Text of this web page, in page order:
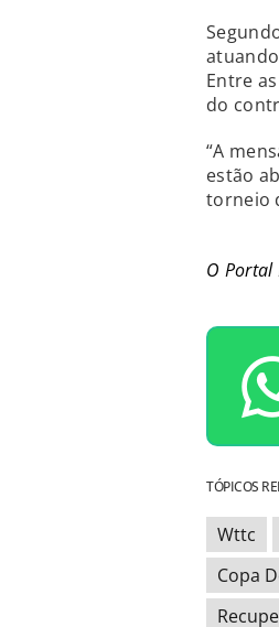
Entre
do
“A
estão
torneio
O Portal
TÓPICOS
Wttc
Copa